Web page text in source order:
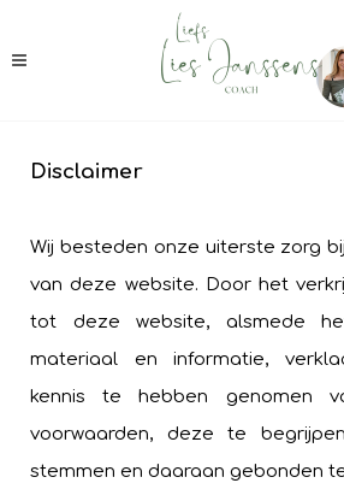
Disclaimer
Wij besteden onze uiterste zorg
van deze website. Door het
tot deze website, alsmede
materiaal en informatie,
kennis te hebben genomen
voorwaarden, deze te
stemmen en daaraan gebonden